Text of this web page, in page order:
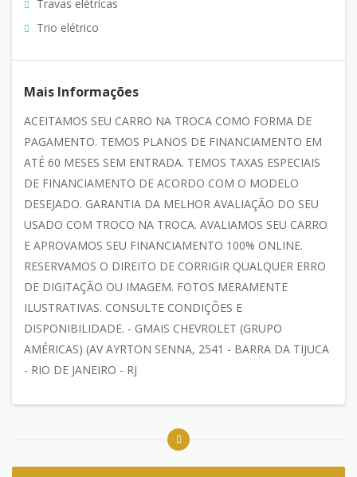
Travas elétricas
Trio elétrico
Mais Informações
ACEITAMOS SEU CARRO NA TROCA COMO FORMA DE
PAGAMENTO. TEMOS PLANOS DE FINANCIAMENTO EM
ATÉ 60 MESES SEM ENTRADA. TEMOS TAXAS ESPECIAIS
DE FINANCIAMENTO DE ACORDO COM O MODELO
DESEJADO. GARANTIA DA MELHOR AVALIAÇÃO DO SEU
USADO COM TROCO NA TROCA. AVALIAMOS SEU CARRO
E APROVAMOS SEU FINANCIAMENTO 100% ONLINE.
RESERVAMOS O DIREITO DE CORRIGIR QUALQUER ERRO
DE DIGITAÇÃO OU IMAGEM. FOTOS MERAMENTE
ILUSTRATIVAS. CONSULTE CONDIÇÕES E
DISPONIBILIDADE. - GMAIS CHEVROLET (GRUPO
AMÉRICAS) (AV AYRTON SENNA, 2541 - BARRA DA TIJUCA
- RIO DE JANEIRO - RJ